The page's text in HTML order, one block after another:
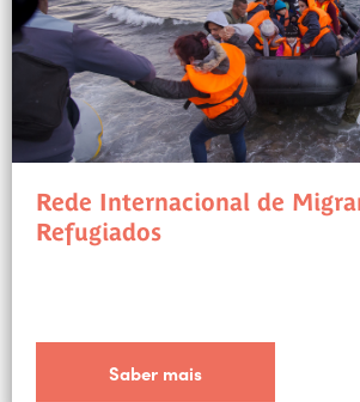
Rede Internacional de
Refugiados
Saber mais